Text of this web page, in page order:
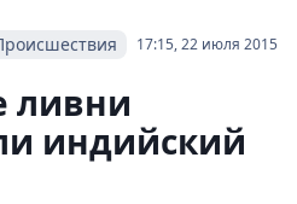
17:15, 22 июля 2015
ливни
индийский